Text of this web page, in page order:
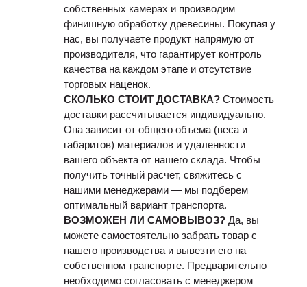
собственных камерах и производим
финишную обработку древесины. Покупая у
нас, вы получаете продукт напрямую от
производителя, что гарантирует контроль
качества на каждом этапе и отсутствие
торговых наценок.
СКОЛЬКО СТОИТ ДОСТАВКА? Стоимость
доставки рассчитывается индивидуально.
Она зависит от общего объема (веса и
габаритов) материалов и удаленности
вашего объекта от нашего склада. Чтобы
получить точный расчет, свяжитесь с
нашими менеджерами — мы подберем
оптимальный вариант транспорта.
ВОЗМОЖЕН ЛИ САМОВЫВОЗ? Да, вы
можете самостоятельно забрать товар с
нашего производства и вывезти его на
собственном транспорте. Предварительно
необходимо согласовать с менеджером